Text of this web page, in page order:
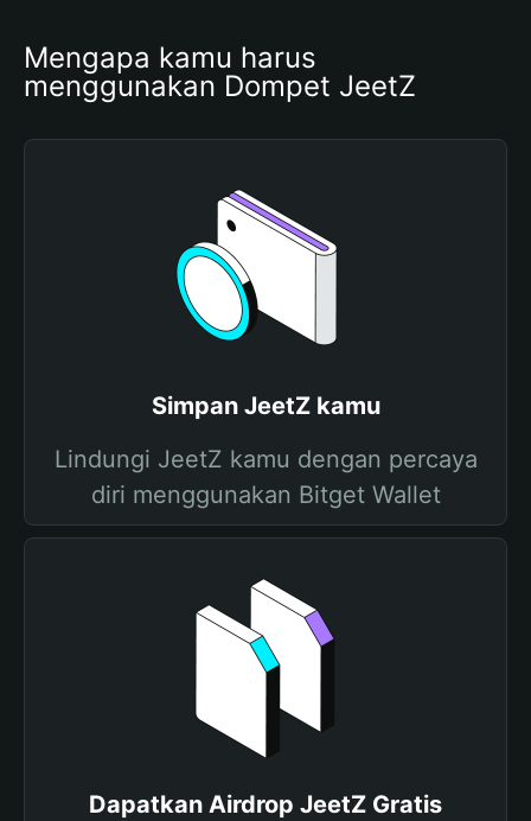
Mengapa kamu harus
menggunakan Dompet JeetZ
Simpan JeetZ kamu
Lindungi JeetZ kamu dengan percaya
diri menggunakan Bitget Wallet
Dapatkan Airdrop JeetZ Gratis